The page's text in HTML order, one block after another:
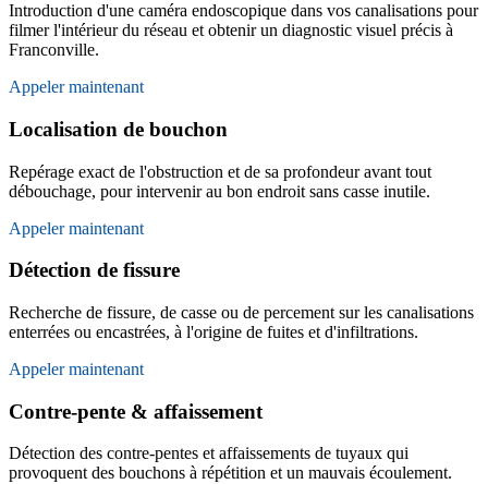
Introduction d'une caméra endoscopique dans vos canalisations pour
filmer l'intérieur du réseau et obtenir un diagnostic visuel précis à
Franconville.
Appeler maintenant
Localisation de bouchon
Repérage exact de l'obstruction et de sa profondeur avant tout
débouchage, pour intervenir au bon endroit sans casse inutile.
Appeler maintenant
Détection de fissure
Recherche de fissure, de casse ou de percement sur les canalisations
enterrées ou encastrées, à l'origine de fuites et d'infiltrations.
Appeler maintenant
Contre-pente & affaissement
Détection des contre-pentes et affaissements de tuyaux qui
provoquent des bouchons à répétition et un mauvais écoulement.